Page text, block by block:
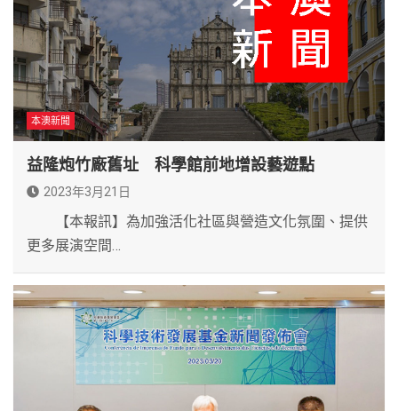
本澳新聞
益隆炮竹廠舊址 科學館前地增設藝遊點
2023年3月21日
【本報訊】為加強活化社區與營造文化氛圍、提供
更多展演空間…